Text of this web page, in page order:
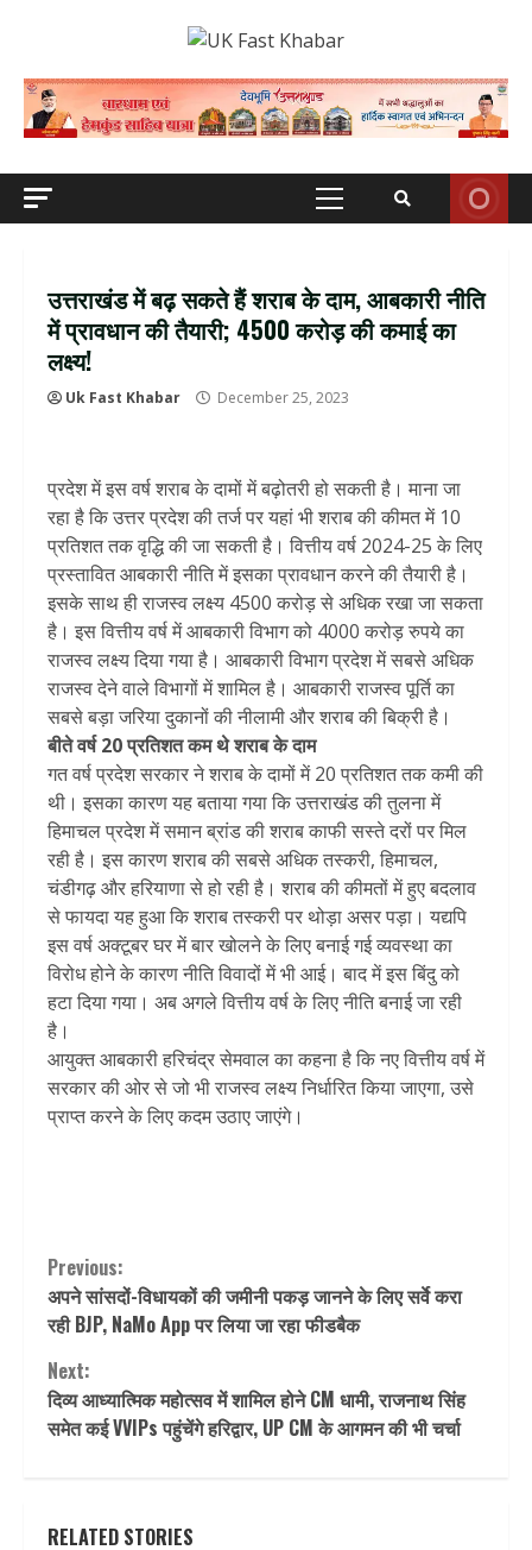
Primary
उत्तराखंड में बढ़ सकते हैं शराब के दाम, आबकारी नीति
में प्रावधान की तैयारी; 4500 करोड़ की कमाई का
लक्ष्य!
Uk Fast Khabar December 25, 2023
प्रदेश में इस वर्ष शराब के दामों में बढ़ोतरी हो सकती है। माना जा
रहा है कि उत्तर प्रदेश की तर्ज पर यहां भी शराब की कीमत में 10
प्रतिशत तक वृद्धि की जा सकती है। वित्तीय वर्ष 2024-25 के लिए
प्रस्तावित आबकारी नीति में इसका प्रावधान करने की तैयारी है।
इसके साथ ही राजस्व लक्ष्य 4500 करोड़ से अधिक रखा जा सकता
है। इस वित्तीय वर्ष में आबकारी विभाग को 4000 करोड़ रुपये का
राजस्व लक्ष्य दिया गया है। आबकारी विभाग प्रदेश में सबसे अधिक
राजस्व देने वाले विभागों में शामिल है। आबकारी राजस्व पूर्ति का
सबसे बड़ा जरिया दुकानों की नीलामी और शराब की बिक्री है।
बीते वर्ष 20 प्रतिशत कम थे शराब के दाम
गत वर्ष प्रदेश सरकार ने शराब के दामों में 20 प्रतिशत तक कमी की
थी। इसका कारण यह बताया गया कि उत्तराखंड की तुलना में
हिमाचल प्रदेश में समान ब्रांड की शराब काफी सस्ते दरों पर मिल
रही है। इस कारण शराब की सबसे अधिक तस्करी, हिमाचल,
चंडीगढ़ और हरियाणा से हो रही है। शराब की कीमतों में हुए बदलाव
से फायदा यह हुआ कि शराब तस्करी पर थोड़ा असर पड़ा। यद्यपि
इस वर्ष अक्टूबर घर में बार खोलने के लिए बनाई गई व्यवस्था का
विरोध होने के कारण नीति विवादों में भी आई। बाद में इस बिंदु को
हटा दिया गया। अब अगले वित्तीय वर्ष के लिए नीति बनाई जा रही
है।
आयुक्त आबकारी हरिचंद्र सेमवाल का कहना है कि नए वित्तीय वर्ष में
सरकार की ओर से जो भी राजस्व लक्ष्य निर्धारित किया जाएगा, उसे
प्राप्त करने के लिए कदम उठाए जाएंगे।
Continue
Reading
Previous:
अपने सांसदों-विधायकों की जमीनी पकड़ जानने के लिए सर्वे करा
रही BJP, NaMo App पर लिया जा रहा फीडबैक
Next:
दिव्य आध्यात्मिक महोत्सव में शामिल होने CM धामी, राजनाथ सिंह
समेत कई VVIPs पहुंचेंगे हरिद्वार, UP CM के आगमन की भी चर्चा
RELATED STORIES